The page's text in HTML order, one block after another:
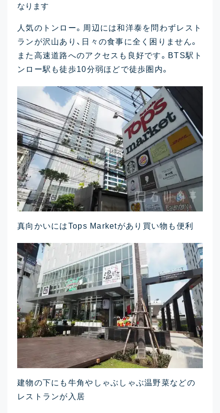
なります
人気のトンロー。周辺には和洋泰を問わずレスト
ランが沢山あり、日々の食事に全く困りません。
また高速道路へのアクセスも良好です。BTS駅ト
ンロー駅も徒歩10分弱ほどで徒歩圏内。
真向かいにはTops Marketがあり買い物も便利
建物の下にも牛角やしゃぶしゃぶ温野菜などの
レストランが入居